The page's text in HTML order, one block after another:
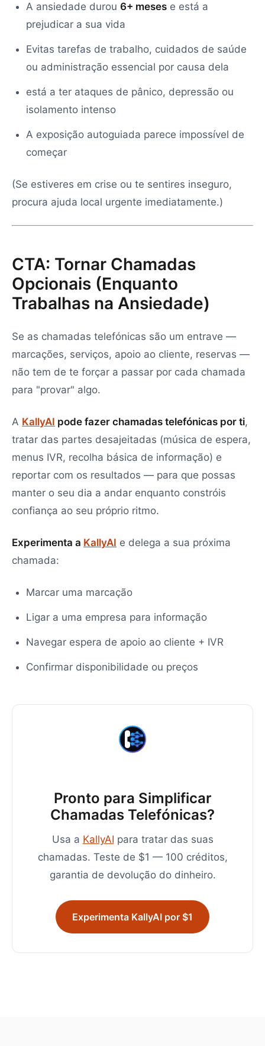
A ansiedade durou 6+ meses e está a
prejudicar a sua vida
Evitas tarefas de trabalho, cuidados de saúde
ou administração essencial por causa dela
está a ter ataques de pânico, depressão ou
isolamento intenso
A exposição autoguiada parece impossível de
começar
(Se estiveres em crise ou te sentires inseguro,
procura ajuda local urgente imediatamente.)
CTA: Tornar Chamadas
Opcionais (Enquanto
Trabalhas na Ansiedade)
Se as chamadas telefónicas são um entrave —
marcações, serviços, apoio ao cliente, reservas —
não tem de te forçar a passar por cada chamada
para "provar" algo.
A KallyAI pode fazer chamadas telefónicas por ti,
tratar das partes desajeitadas (música de espera,
menus IVR, recolha básica de informação) e
reportar com os resultados — para que possas
manter o seu dia a andar enquanto constróis
confiança ao seu próprio ritmo.
Experimenta a KallyAI e delega a sua próxima
chamada:
Marcar uma marcação
Ligar a uma empresa para informação
Navegar espera de apoio ao cliente + IVR
Confirmar disponibilidade ou preços
Pronto para Simplificar
Chamadas Telefónicas?
Usa a KallyAI para tratar das suas
chamadas. Teste de $1 — 100 créditos,
garantia de devolução do dinheiro.
Experimenta KallyAI por $1